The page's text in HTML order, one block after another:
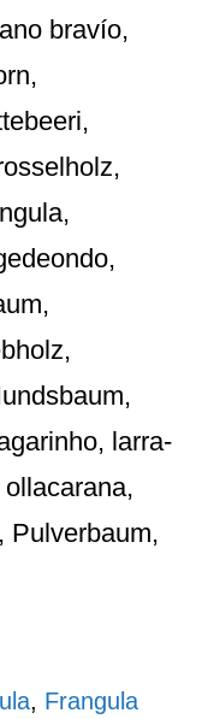
bravío,
larra-
Pulverbaum,
, Frangula